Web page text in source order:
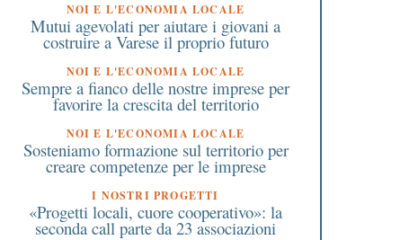
Bodio Lomnago, domenica
28 maggio l’Asilo infantile
Case popolari:
per chi è in difficoltà
NOI E L'ECONOMIA LOCALE
Mutui agevolati per aiutare i giovani a
costruire a Varese il proprio futuro
NOI E L'ECONOMIA LOCALE
Sempre a fianco delle nostre imprese per
favorire la crescita del territorio
NOI E L'ECONOMIA LOCALE
Sosteniamo formazione sul territorio per
creare competenze per le imprese
I NOSTRI PROGETTI
«Progetti locali, cuore cooperativo»: la
seconda call parte da 23 associazioni